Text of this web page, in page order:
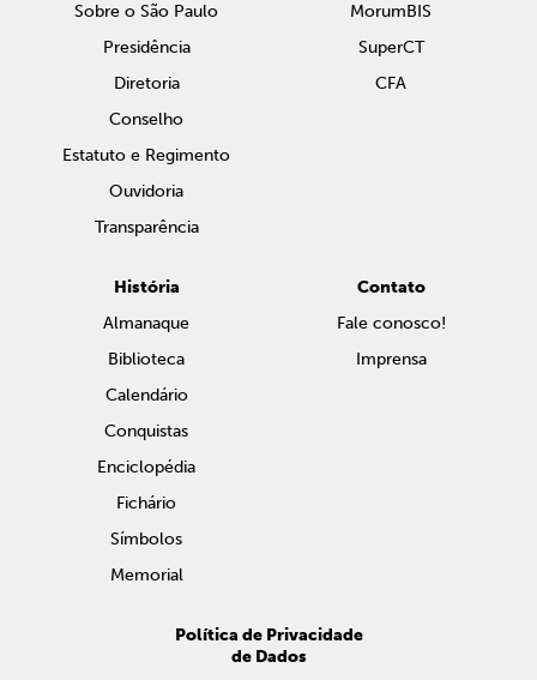
Sobre o São Paulo
Presidência
Diretoria
Conselho
Estatuto e Regimento
Ouvidoria
Transparência
MorumBIS
SuperCT
CFA
História
Almanaque
Biblioteca
Calendário
Conquistas
Enciclopédia
Fichário
Símbolos
Memorial
Contato
Fale conosco!
Imprensa
Política de Privacidade
de Dados